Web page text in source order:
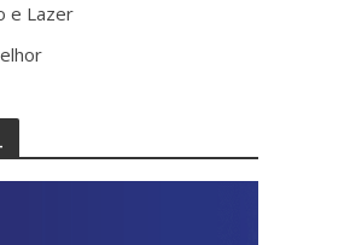
e Lazer